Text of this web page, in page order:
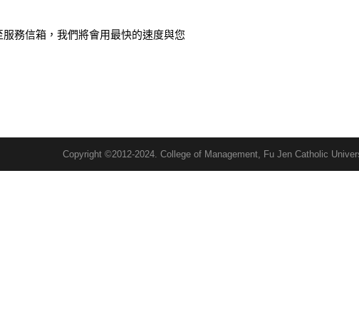
務信箱，我們將會用最快的速度與您
Copyright ©2012-2024. College of Management, Fu Jen Catholic